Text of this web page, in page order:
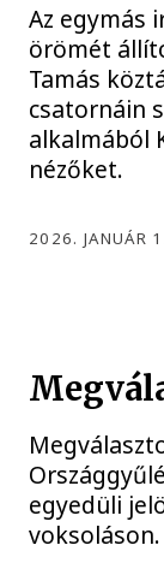
Az egymás
örömét
Tamás
csatornáin
alkalmából
nézőket.
2026. JANUÁR
egyedüli
voksoláson.